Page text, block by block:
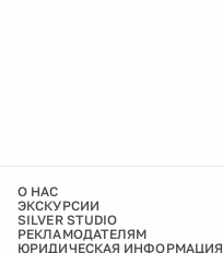
О НАС
ЭКСКУРСИИ
SILVER STUDIO
РЕКЛАМОДАТЕЛЯМ
ЮРИДИЧЕСКАЯ ИНФОРМАЦИЯ